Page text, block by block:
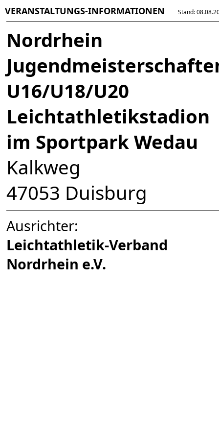
VERANSTALTUNGS-INFORMATIONEN Stand:
Nordrhein
U16/U18/U20
Leichtathletikstadion
im Sportpark Wedau
Kalkweg
47053 Duisburg
Ausrichter:
Leichtathletik-Verband
Nordrhein e.V.